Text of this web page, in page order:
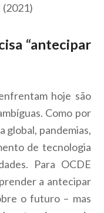
(2021)
“antecipar
hoje são
Como por
global, pandemias,
de tecnologia
Para OCDE
a antecipar
o futuro – mas